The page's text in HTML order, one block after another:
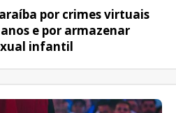
por crimes virtuais
e por armazenar
infantil